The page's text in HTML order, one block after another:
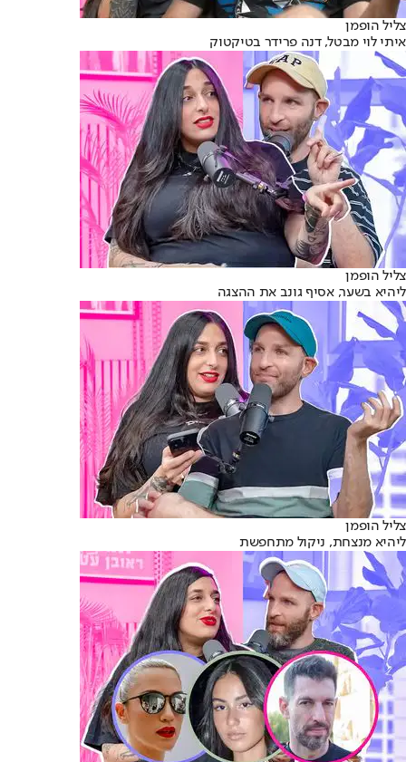
צליל הופמן
איתי לוי מבטל, דנה פרידר בטיקטוק
צליל הופמן
ליהיא בשער, אסיף גונב את ההצגה
צליל הופמן
ליהיא מנצחת, ניקול מתחפשת